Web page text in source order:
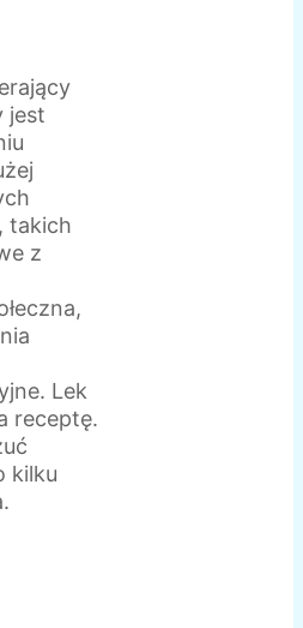
jest
takich
z
Lek
receptę.
kilku